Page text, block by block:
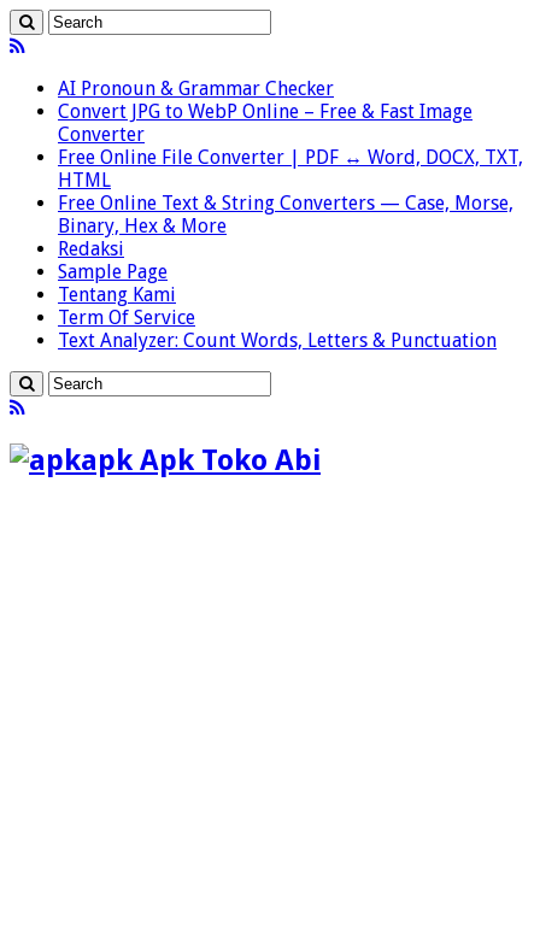
AI Pronoun & Grammar Checker
Convert JPG to WebP Online – Free & Fast Image
Converter
Free Online File Converter | PDF ↔ Word, DOCX, TXT,
HTML
Free Online Text & String Converters — Case, Morse,
Binary, Hex & More
Redaksi
Sample Page
Tentang Kami
Term Of Service
Text Analyzer: Count Words, Letters & Punctuation
apk Apk Toko Abi